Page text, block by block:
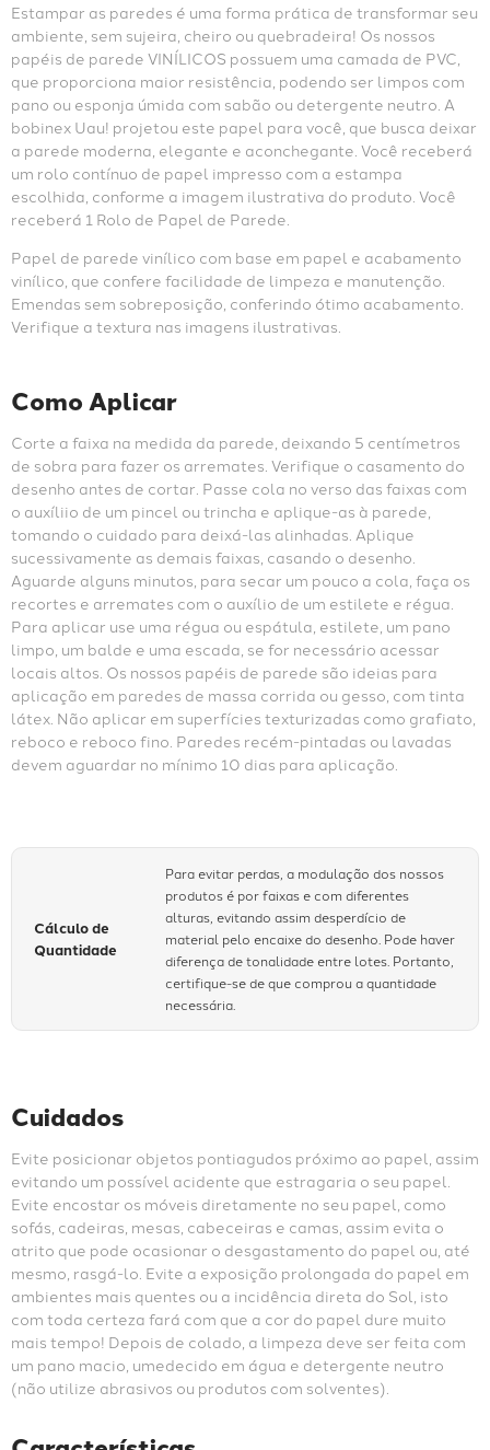
Estampar as paredes é uma forma prática de transformar seu
ambiente, sem sujeira, cheiro ou quebradeira! Os nossos
papéis de parede VINÍLICOS possuem uma camada de PVC,
que proporciona maior resistência, podendo ser limpos com
pano ou esponja úmida com sabão ou detergente neutro. A
bobinex Uau! projetou este papel para você, que busca deixar
a parede moderna, elegante e aconchegante. Você receberá
um rolo contínuo de papel impresso com a estampa
escolhida, conforme a imagem ilustrativa do produto. Você
receberá 1 Rolo de Papel de Parede.
Papel de parede vinílico com base em papel e acabamento
vinílico, que confere facilidade de limpeza e manutenção.
Emendas sem sobreposição, conferindo ótimo acabamento.
Verifique a textura nas imagens ilustrativas.
Como Aplicar
Corte a faixa na medida da parede, deixando 5 centímetros
de sobra para fazer os arremates. Verifique o casamento do
desenho antes de cortar. Passe cola no verso das faixas com
o auxíliio de um pincel ou trincha e aplique-as à parede,
tomando o cuidado para deixá-las alinhadas. Aplique
sucessivamente as demais faixas, casando o desenho.
Aguarde alguns minutos, para secar um pouco a cola, faça os
recortes e arremates com o auxílio de um estilete e régua.
Para aplicar use uma régua ou espátula, estilete, um pano
limpo, um balde e uma escada, se for necessário acessar
locais altos. Os nossos papéis de parede são ideias para
aplicação em paredes de massa corrida ou gesso, com tinta
látex. Não aplicar em superfícies texturizadas como grafiato,
reboco e reboco fino. Paredes recém-pintadas ou lavadas
devem aguardar no mínimo 10 dias para aplicação.
Cálculo de
Quantidade
Para evitar perdas, a modulação dos nossos
produtos é por faixas e com diferentes
alturas, evitando assim desperdício de
material pelo encaixe do desenho. Pode haver
diferença de tonalidade entre lotes. Portanto,
certifique-se de que comprou a quantidade
necessária.
Cuidados
Evite posicionar objetos pontiagudos próximo ao papel, assim
evitando um possível acidente que estragaria o seu papel.
Evite encostar os móveis diretamente no seu papel, como
sofás, cadeiras, mesas, cabeceiras e camas, assim evita o
atrito que pode ocasionar o desgastamento do papel ou, até
mesmo, rasgá-lo. Evite a exposição prolongada do papel em
ambientes mais quentes ou a incidência direta do Sol, isto
com toda certeza fará com que a cor do papel dure muito
mais tempo! Depois de colado, a limpeza deve ser feita com
um pano macio, umedecido em água e detergente neutro
(não utilize abrasivos ou produtos com solventes).